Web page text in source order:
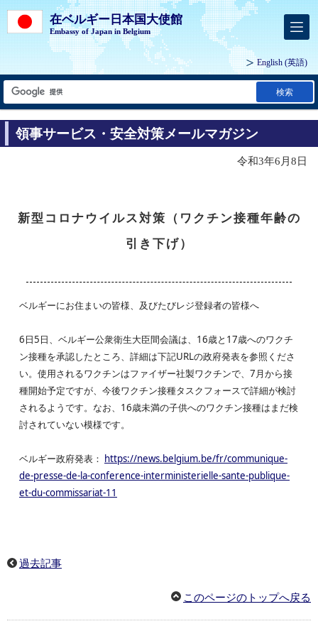
在ベルギー日本国大使館
Embassy of Japan in Belgium
English (英語)
検索
領事サービス・安全対策メールマガジン
令和3年6月8日
新型コロナウイルス対策（ワクチン接種年齢の
引き下げ）
ベルギーにお住まいの皆様、及びたびレジ登録者の皆様へ
6日5日、ベルギー公衆衛生大臣間会議は、16歳と17歳へのワクチ
ン接種を承認したところ、詳細は下記URLの政府発表を参照くださ
い。使用されるワクチンはファイザー社製ワクチンで、7月から接
種開始予定ですが、今後ワクチン接種タスクフォースで詳細が検討
されるようです。なお、16歳未満の子供へのワクチン接種はまだ検
討されていない模様です。
ベルギー政府発表： https://news.belgium.be/fr/communique-
de-presse-de-la-conference-interministerielle-sante-publique-
et-du-commissariat-11
過去記事
このページのトップへ戻る